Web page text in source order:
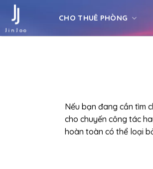
Skip
content
CHO THUÊ PHÒNG
Nếu bạn đang cần tìm
cho chuyến công tác
hoàn toàn có thể loại